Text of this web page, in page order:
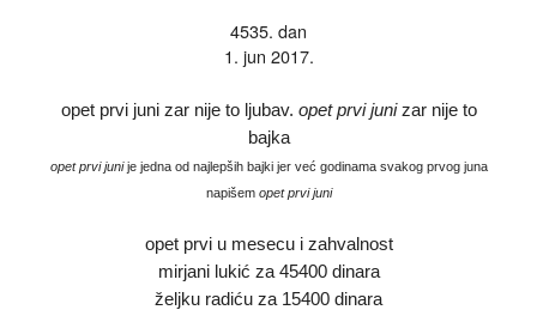
4535. dan
1. jun 2017.
opet prvi juni zar nije to ljubav. opet prvi junizar nije to
bajka
opet prvi junije jedna od najlepših bajki jer već godinama svakog prvog juna
napišem opet prvi juni
opet prvi u mesecu i zahvalnost
mirjani lukić za 45400 dinara
željku radiću za 15400 dinara